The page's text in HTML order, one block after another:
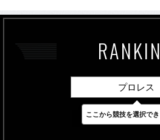
プロレス
最新 24時間
ここから競技を選択で